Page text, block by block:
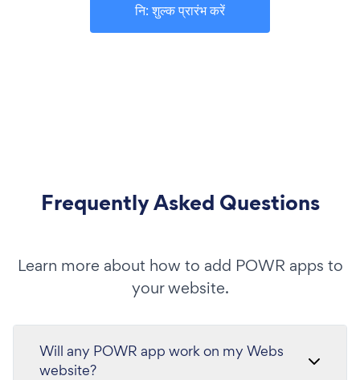
नि: शुल्क प्रारंभ करें
Frequently Asked Questions
Learn more about how to add POWR apps to
your website.
Will any POWR app work on my Webs
website?